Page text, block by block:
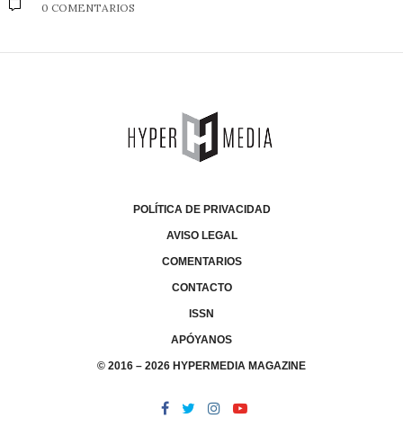
0 COMENTARIOS
POLÍTICA DE PRIVACIDAD
AVISO LEGAL
COMENTARIOS
CONTACTO
ISSN
APÓYANOS
© 2016 – 2026 HYPERMEDIA MAGAZINE